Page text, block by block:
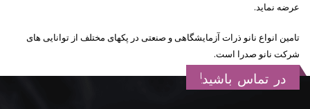
عرضه نماید.
تامین انواع نانو ذرات آزمایشگاهی و صنعتی در پکهای مختلف از توانایی های
شرکت نانو صدرا است.
در تماس باشید!